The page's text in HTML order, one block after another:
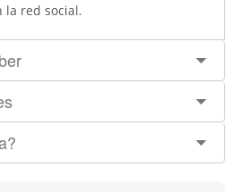
la red social.